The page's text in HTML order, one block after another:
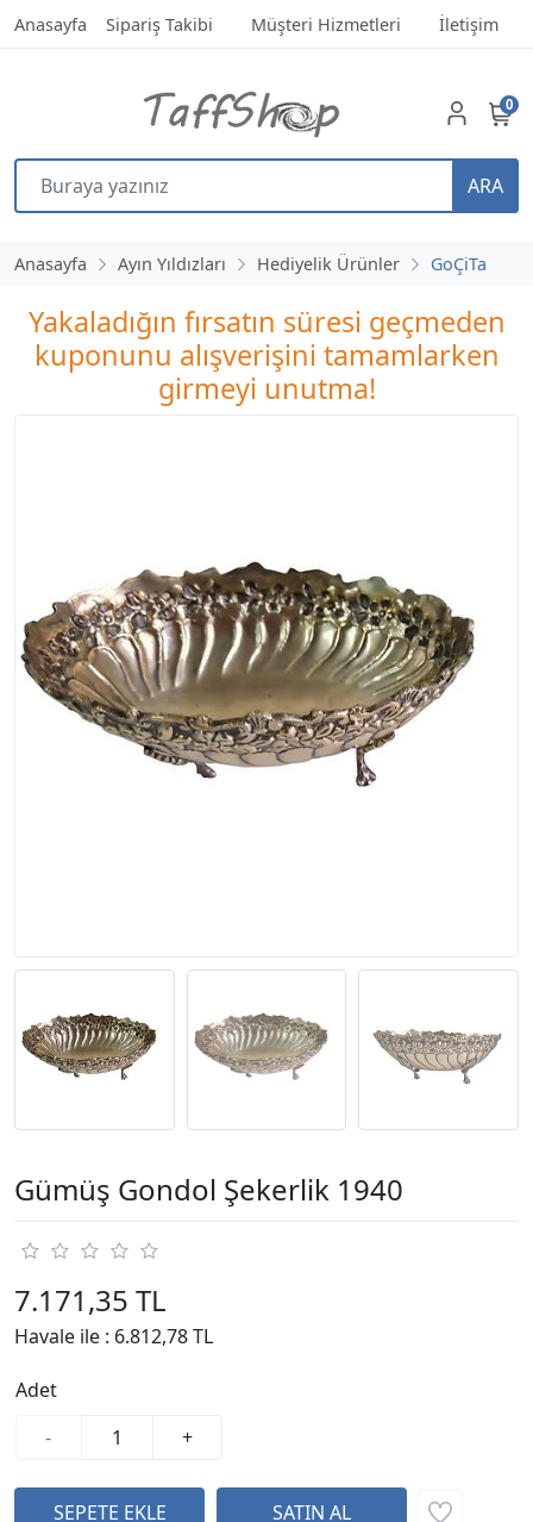
Anasayfa Sipariş Takibi Müşteri Hizmetleri İletişim
ARA
0
Anasayfa Ayın Yıldızları Hediyelik Ürünler GoÇiTa
Yakaladığın fırsatın süresi geçmeden
kuponunu alışverişini tamamlarken
girmeyi unutma!
Gümüş Gondol Şekerlik 1940
7.171,35 TL
Havale ile : 6.812,78 TL
Adet
-
+